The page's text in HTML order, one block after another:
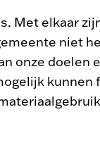
Met elkaar
niet
onze doelen
kunnen